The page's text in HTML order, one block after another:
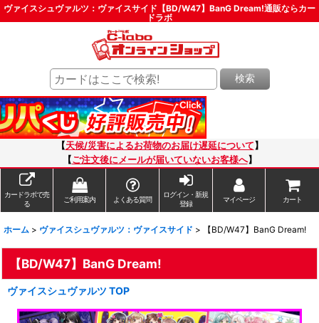
ヴァイスシュヴァルツ：ヴァイスサイド【BD/W47】BanG Dream!通販ならカー
ドラボ
検索
【天候/災害によるお荷物のお届け遅延について 】
【ご注文後にメールが届いていないお客様へ】
カードラボで売
る
ご利用案内 よくある質問
ログイン・新規
登録
マイページ カート
ホーム > ヴァイスシュヴァルツ：ヴァイスサイド > 【BD/W47】BanG Dream!
【BD/W47】BanG Dream!
ヴァイスシュヴァルツ TOP